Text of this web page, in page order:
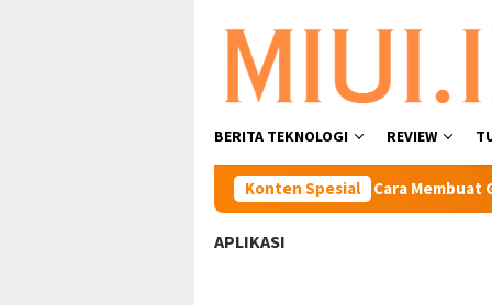
konten
BERITA TEKNOLOGI REVIEW
Konten Spesial
dengan Mudah dan Cepat. Cara Membuat
APLIKASI